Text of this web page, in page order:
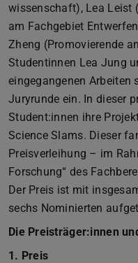
wissenschaft), Lea Leist
am Fachgebiet
Zheng (Promovierende
Studentinnen Lea Jung
eingegangenen Arbeiten
Juryrunde ein. In dieser
Student:innen ihre
Science Slams. Dieser
Preisverleihung – im
Forschung“ des
Der Preis ist mit
sechs Nominierten
Die Preisträger:innen
1. Preis